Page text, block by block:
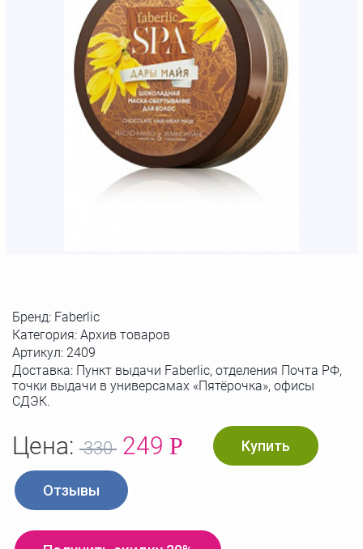
Бренд: Faberlic
Категория: Архив товаров
Артикул: 2409
Доставка: Пункт выдачи Faberlic, отделения Почта РФ,
точки выдачи в универсамах «Пятёрочка», офисы
СДЭК.
Цена: 330 249 Р Купить
Отзывы